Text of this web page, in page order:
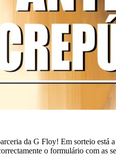
da G Floy! Em sorteio
o formulário com as